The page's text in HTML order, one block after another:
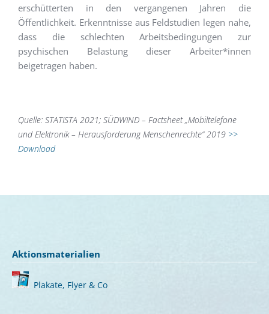
erschütterten in den vergangenen Jahren die
Öffentlichkeit. Erkenntnisse aus Feldstudien legen nahe,
dass die schlechten Arbeitsbedingungen zur
psychischen Belastung dieser Arbeiter*innen
beigetragen haben.
Quelle: STATISTA 2021; SÜDWIND – Factsheet „Mobiltelefone
und Elektronik – Herausforderung Menschenrechte“ 2019 >>
Download
Aktionsmaterialien
Plakate, Flyer & Co